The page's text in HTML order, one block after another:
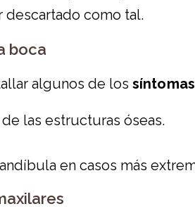
descartado como tal.
boca
algunos de los
las estructuras óseas.
en casos más